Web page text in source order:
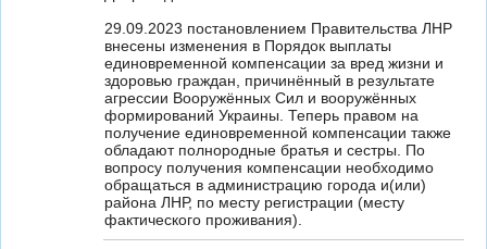
29.09.2023 постановлением Правительства ЛНР
внесены изменения в Порядок выплаты
единовременной компенсации за вред жизни и
здоровью граждан, причинённый в результате
агрессии Вооружённых Сил и вооружённых
формирований Украины. Теперь правом на
получение единовременной компенсации также
обладают полнородные братья и сестры. По
вопросу получения компенсации необходимо
обращаться в администрацию города и(или)
района ЛНР, по месту регистрации (месту
фактического проживания).